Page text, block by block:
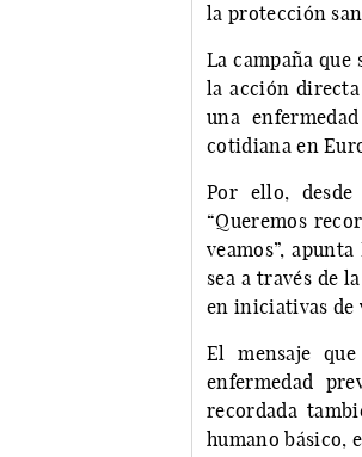
la protección
La campaña
la acción
una
cotidiana en
Por ello,
“Queremos
veamos”,
sea a través de
en iniciativas de
El mensaje
enfermedad
recordada
humano básico,